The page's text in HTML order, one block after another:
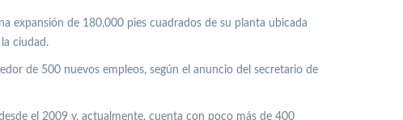
expansión de 180,000 pies cuadrados de su planta ubicada
ciudad.
de 500 nuevos empleos, según el anuncio del secretario de
el 2009 y, actualmente, cuenta con poco más de 400